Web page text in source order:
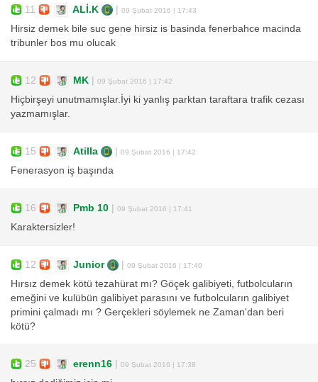
11 ALİ.K 09 Şubat 2016 | 17:43
Hirsiz demek bile suc gene hirsiz is basinda fenerbahce macinda
tribunler bos mu olucak
12 MK 09 Şubat 2016 | 17:42
Hiçbirşeyi unutmamışlar.İyi ki yanlış parktan taraftara trafik cezası
yazmamışlar.
15 Atilla 09 Şubat 2016 | 17:42
Fenerasyon iş başında
16 Pmb 10 09 Şubat 2016 | 17:41
Karaktersizler!
12 Junior 09 Şubat 2016 | 17:40
Hırsız demek kötü tezahürat mı? Göçek galibiyeti, futbolcuların
emeğini ve kulübün galibiyet parasını ve futbolcuların galibiyet
primini çalmadı mı ? Gerçekleri söylemek ne Zaman'dan beri
kötü?
25 erenn16 09 Şubat 2016 | 17:38